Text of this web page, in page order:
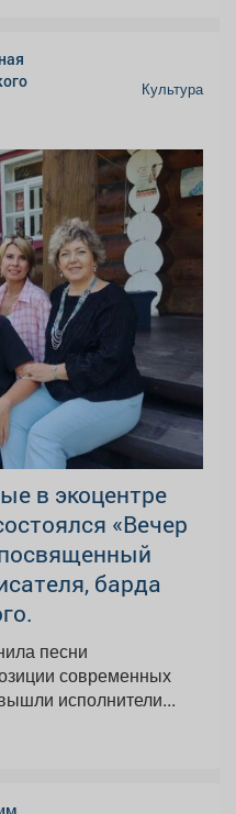
Культура
в экоцентре
«Вечер
барда
песни
современных
На сцену вышли исполнители...